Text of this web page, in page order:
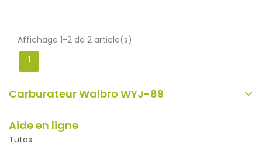
Affichage 1-2 de 2 article(s)
1
Carburateur Walbro WYJ-89
Aide en ligne
Tutos